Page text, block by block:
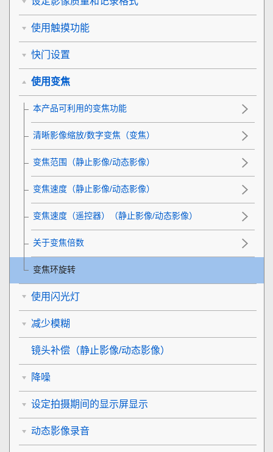
使用触摸功能
快门设置
使用变焦
本产品可利用的变焦功能
清晰影像缩放/数字变焦（变焦）
变焦范围 （静止影像/动态影像）
变焦速度（静止影像/动态影像）
变焦速度 （遥控器）（静止影像/动态影像）
关于变焦倍数
变焦环旋转
使用闪光灯
减少模糊
镜头补偿 （静止影像/动态影像）
降噪
设定拍摄期间的显示屏显示
动态影像录音